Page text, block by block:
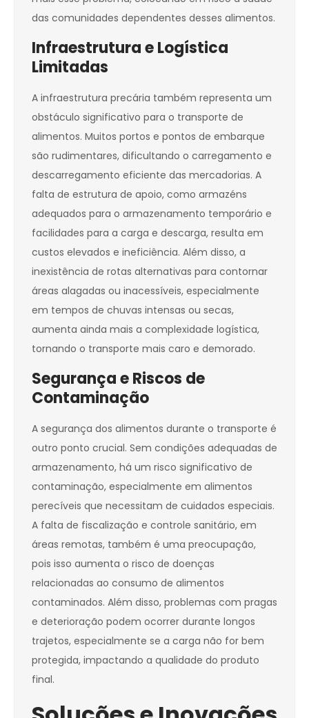
das comunidades dependentes desses alimentos.
Infraestrutura e Logística
Limitadas
A infraestrutura precária também representa um
obstáculo significativo para o transporte de
alimentos. Muitos portos e pontos de embarque
são rudimentares, dificultando o carregamento e
descarregamento eficiente das mercadorias. A
falta de estrutura de apoio, como armazéns
adequados para o armazenamento temporário e
facilidades para a carga e descarga, resulta em
custos elevados e ineficiência. Além disso, a
inexistência de rotas alternativas para contornar
áreas alagadas ou inacessíveis, especialmente
em tempos de chuvas intensas ou secas,
aumenta ainda mais a complexidade logística,
tornando o transporte mais caro e demorado.
Segurança e Riscos de
Contaminação
A segurança dos alimentos durante o transporte é
outro ponto crucial. Sem condições adequadas de
armazenamento, há um risco significativo de
contaminação, especialmente em alimentos
perecíveis que necessitam de cuidados especiais.
A falta de fiscalização e controle sanitário, em
áreas remotas, também é uma preocupação,
pois isso aumenta o risco de doenças
relacionadas ao consumo de alimentos
contaminados. Além disso, problemas com pragas
e deterioração podem ocorrer durante longos
trajetos, especialmente se a carga não for bem
protegida, impactando a qualidade do produto
final.